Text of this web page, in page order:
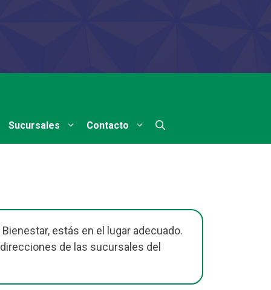
Sucursales Contacto
estás en el lugar adecuado.
de las sucursales del